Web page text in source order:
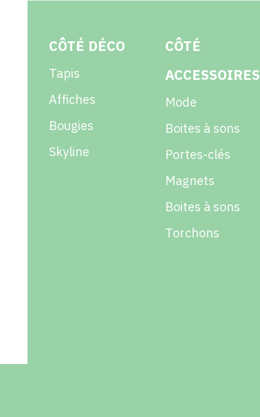
CÔTÉ DÉCO
Tapis
Affiches
Bougies
Skyline
CÔTÉ
ACCESSOIRES
Mode
Boites à sons
Portes-clés
Magnets
Boites à sons
Torchons